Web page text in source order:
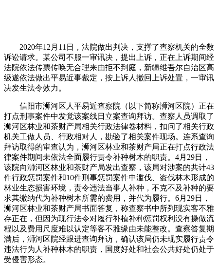
2020年12月11日，法院做出判决，支撑了查察机关的全数
诉讼请求。某公司不服一审讯决，提出上诉，正在上诉期间经
法院依法传票传唤无合理来由拒不到庭，新疆维吾尔自治区高
级遂依法做出平易近事裁定，按上诉人撤回上诉处置，一审讯
决发生法令效力。
信阳市浉河区人平易近查察院（以下简称浉河区院）正在
打点刑事案件中发觉该案线日立案查询拜访。查察人员调取了
浉河区林业和茶财产局相关行政法律卷材料，扣问了相关行政
机关工做人员、行政相对人，勘验了相关案件现场。连系查询
拜访取得的审查认为，浉河区林业和茶财产局正在打点行政法
律案件期间未依法全面履行责令补种树木的职责。4月29日，
该院向浉河区林业和茶财产局发出查察，该局对涉案的共计43
件行政惩罚案件和10件刑事惩罚案件中滥伐、盗伐林木形成的
林业生态损害环境，责令违法当事人补种，不克不及补种的要
求其缴纳代为补种树木所需的费用，并代为履行。6月29日，
浉河区林业和茶财产局书面答复，称查察书中所列现实客不雅
存正在，但因为现行法令对履行补植补种惩罚权利没有操做流
程以及费用尺度难以认定等客不雅缘由未能整改。查察答复期
满后，浉河区院经跟进查询拜访，确认该局仍未现实履行责令
违法行为人补种林木的职责，国度好处和社会公共好处仍处于
受侵害形态。